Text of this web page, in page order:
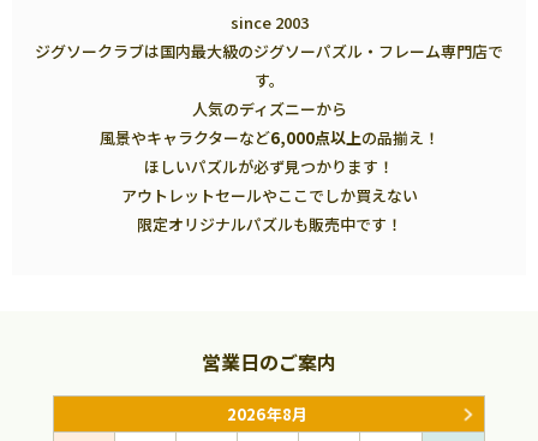
since 2003
ジグソークラブは国内最大級のジグソーパズル・フレーム専門店で
す。
人気のディズニーから
風景やキャラクターなど6,000点以上の品揃え！
ほしいパズルが必ず見つかります！
アウトレットセールやここでしか買えない
限定オリジナルパズルも販売中です！
営業日のご案内
2026年8月